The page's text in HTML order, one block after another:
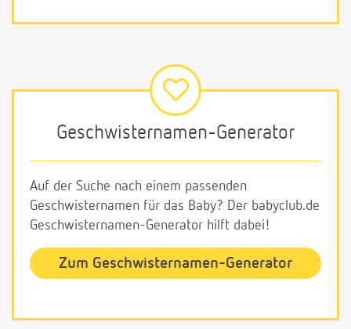
Geschwisternamen-Generator
Auf der Suche nach einem passenden
Geschwisternamen für das Baby? Der babyclub.de
Geschwisternamen-Generator hilft dabei!
Zum Geschwisternamen-Generator